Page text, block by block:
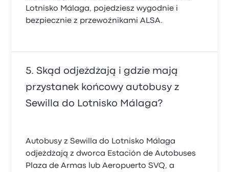
Lotnisko Málaga, pojedziesz wygodnie i
bezpiecznie z przewoźnikami ALSA.
Skąd odjeżdżają i gdzie mają
przystanek końcowy autobusy z
Sewilla do Lotnisko Málaga?
Autobusy z Sewilla do Lotnisko Málaga
odjeżdżają z dworca Estación de Autobuses
Plaza de Armas lub Aeropuerto SVQ, a